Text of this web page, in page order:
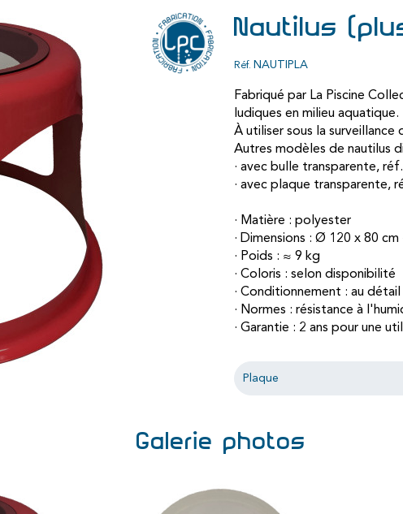
Nautilus
Réf. NAUTIPLA
Fabriqué par La Piscine
ludiques en milieu aquatique.
À utiliser sous la surveillance
Autres modèles de nautilus
· avec bulle transparente,
· avec plaque transparente,
· Matière : polyester
· Dimensions : Ø 120 x 80
· Poids : ≈ 9 kg
· Coloris : selon disponibilité
· Conditionnement : au détail
· Normes : résistance à
· Garantie : 2 ans pour une
Plaque
Galerie photos